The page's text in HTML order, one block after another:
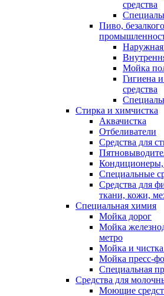
средства
Пиво,
Мойка
Гигиена
средства
Стирка и химчистка
Аквачистка
Отбеливатели
Средства для
Специальные
Средства для
ткани, кожи,
Специальная химия
Мойка дорог
Мойка
метро
Мойка и чистка
Мойка пресс-
Специальная
Средства для
Моющие